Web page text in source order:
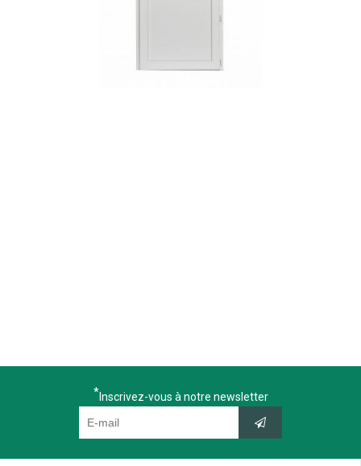
Inscrivez-vous à notre newsletter